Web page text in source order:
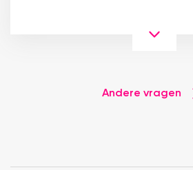
Andere vragen